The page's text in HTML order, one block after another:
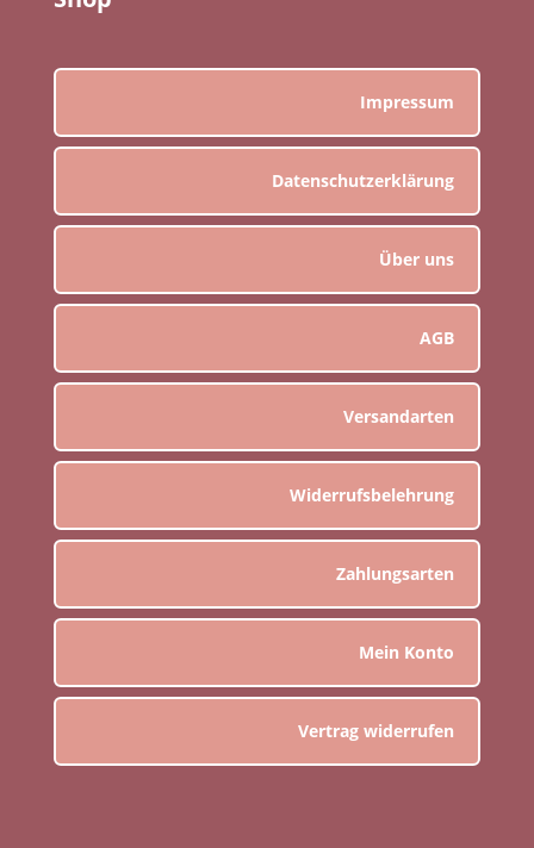
Impressum
Datenschutzerklärung
Über uns
AGB
Versandarten
Widerrufsbelehrung
Zahlungsarten
Mein Konto
Vertrag widerrufen